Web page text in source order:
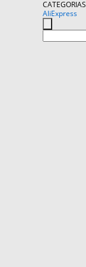
CATEGORIAS
AliExpress